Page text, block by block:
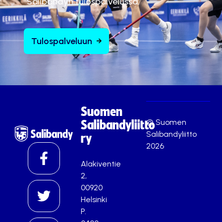
Tulospalveluun
Suomen
Salibandyliitto
ry
Alakiventie
2,
00920
Helsinki
P.
© Suomen
Salibandyliitto
2026